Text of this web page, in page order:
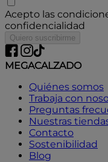
Acepto las
confidencialidad
Quiero suscribirme
MEGACALZADO
Quiénes somos
Trabaja con
Preguntas
Nuestras
Contacto
Sostenibilidad
Blog